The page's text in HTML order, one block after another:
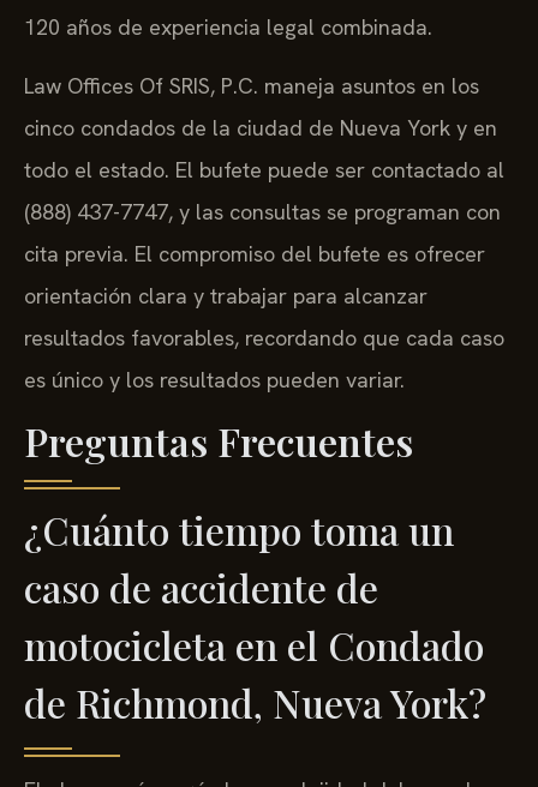
120 años de experiencia legal combinada.
Law Offices Of SRIS, P.C. maneja asuntos en los
cinco condados de la ciudad de Nueva York y en
todo el estado. El bufete puede ser contactado al
(888) 437-7747, y las consultas se programan con
cita previa. El compromiso del bufete es ofrecer
orientación clara y trabajar para alcanzar
resultados favorables, recordando que cada caso
es único y los resultados pueden variar.
Preguntas Frecuentes
¿Cuánto tiempo toma un
caso de accidente de
motocicleta en el Condado
de Richmond, Nueva York?